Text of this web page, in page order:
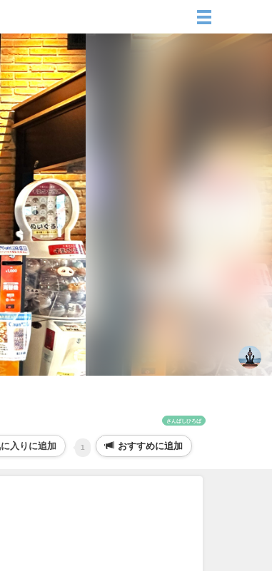
さんばしひろば
1 おすすめに追加